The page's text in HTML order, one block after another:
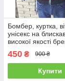
Бомбер, куртка,
унісекс на
високої якості
(ARBER)
450 ₴ 900 ₴
Купити